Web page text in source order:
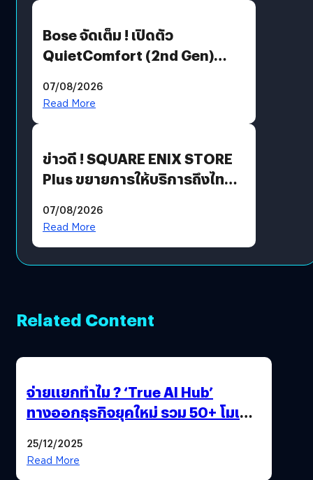
Bose จัดเต็ม ! เปิดตัว
QuietComfort (2nd Gen)
07/08/2026
Read More
ข่าวดี ! SQUARE ENIX STORE
Plus ขยายการให้บริการถึงไทย
โดยตรง
07/08/2026
Read More
Related Content
จ่ายแยกทำไม ? ‘True AI Hub’
ทางออกธุรกิจยุคใหม่ รวม 50+ โมเดล
25/12/2025
Read More